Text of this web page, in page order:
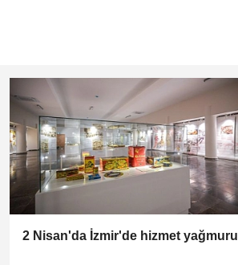
2 Nisan'da İzmir'de hizmet yağmuru